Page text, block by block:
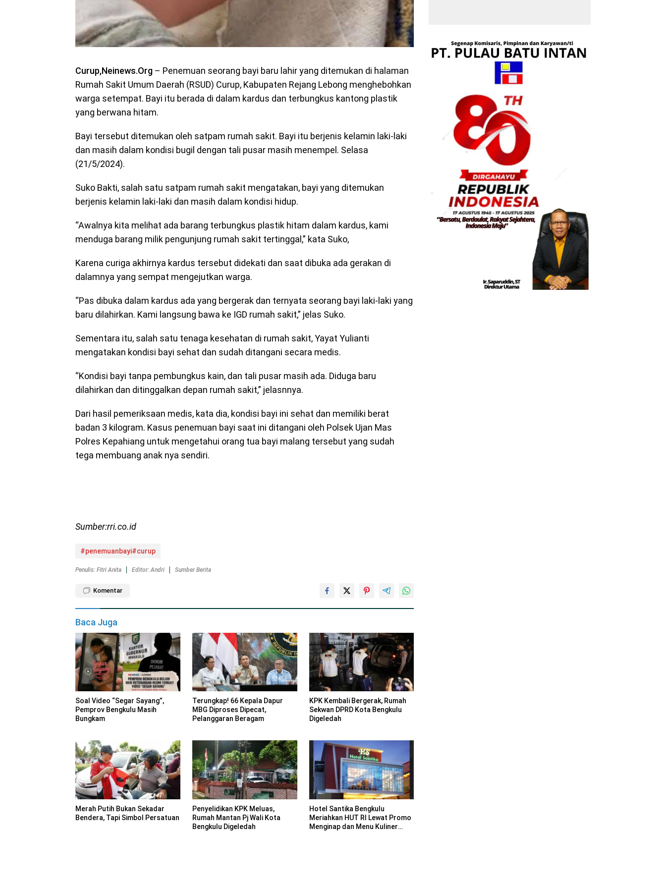
Curup,Neinews.Org – Penemuan seorang bayi baru lahir yang ditemukan di halaman
Rumah Sakit Umum Daerah (RSUD) Curup, Kabupaten Rejang Lebong menghebohkan
warga setempat. Bayi itu berada di dalam kardus dan terbungkus kantong plastik
yang berwana hitam.
Bayi tersebut ditemukan oleh satpam rumah sakit. Bayi itu berjenis kelamin laki-laki
dan masih dalam kondisi bugil dengan tali pusar masih menempel. Selasa
(21/5/2024).
Suko Bakti, salah satu satpam rumah sakit mengatakan, bayi yang ditemukan
berjenis kelamin laki-laki dan masih dalam kondisi hidup.
“Awalnya kita melihat ada barang terbungkus plastik hitam dalam kardus, kami
menduga barang milik pengunjung rumah sakit tertinggal,” kata Suko,
Karena curiga akhirnya kardus tersebut didekati dan saat dibuka ada gerakan di
dalamnya yang sempat mengejutkan warga.
“Pas dibuka dalam kardus ada yang bergerak dan ternyata seorang bayi laki-laki yang
baru dilahirkan. Kami langsung bawa ke IGD rumah sakit,” jelas Suko.
Sementara itu, salah satu tenaga kesehatan di rumah sakit, Yayat Yulianti
mengatakan kondisi bayi sehat dan sudah ditangani secara medis.
“Kondisi bayi tanpa pembungkus kain, dan tali pusar masih ada. Diduga baru
dilahirkan dan ditinggalkan depan rumah sakit,” jelasnnya.
Dari hasil pemeriksaan medis, kata dia, kondisi bayi ini sehat dan memiliki berat
badan 3 kilogram. Kasus penemuan bayi saat ini ditangani oleh Polsek Ujan Mas
Polres Kepahiang untuk mengetahui orang tua bayi malang tersebut yang sudah
tega membuang anak nya sendiri.
Sumber:rri.co.id
#penemuanbayi#curup
Penulis: Fitri Anita Editor: Andri Sumber Berita
Komentar
Baca Juga
Soal Video “Segar Sayang”,
Pemprov Bengkulu Masih
Bungkam
Terungkap! 66 Kepala Dapur
MBG Diproses Dipecat,
Pelanggaran Beragam
KPK Kembali Bergerak, Rumah
Sekwan DPRD Kota Bengkulu
Digeledah
Merah Putih Bukan Sekadar
Bendera, Tapi Simbol Persatuan
Penyelidikan KPK Meluas,
Rumah Mantan Pj Wali Kota
Bengkulu Digeledah
Hotel Santika Bengkulu
Meriahkan HUT RI Lewat Promo
Menginap dan Menu Kuliner